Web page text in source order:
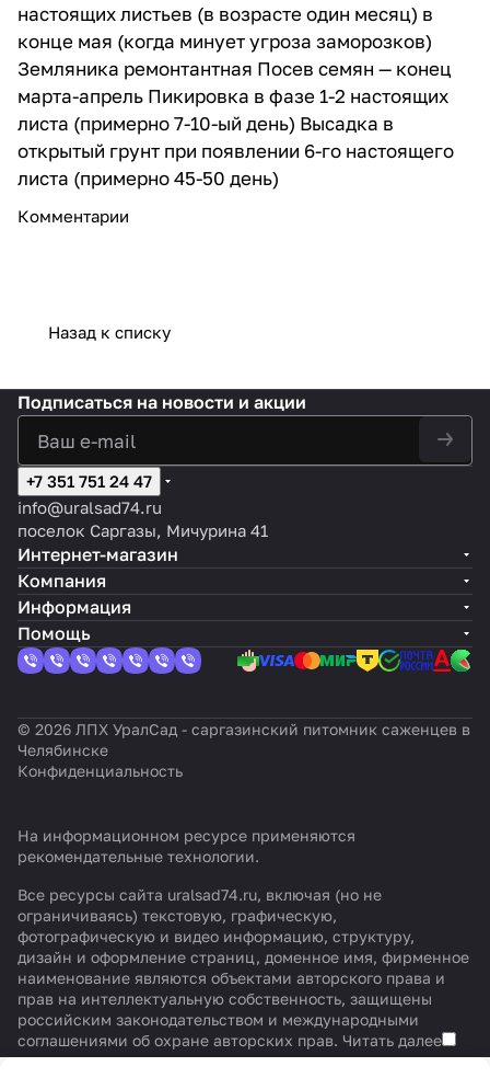
настоящих листьев (в возрасте один месяц) в
конце мая (когда минует угроза заморозков)
Земляника ремонтантная Посев семян — конец
марта-апрель Пикировка в фазе 1-2 настоящих
листа (примерно 7-10-ый день) Высадка в
открытый грунт при появлении 6-го настоящего
листа (примерно 45-50 день)
Комментарии
Назад к списку
Подписаться на новости и акции
+7 351 751 24 47
info@uralsad74.ru
поселок Саргазы, Мичурина 41
Интернет-магазин
Компания
Информация
Помощь
© 2026 ЛПХ УралСад - саргазинский питомник саженцев в
Челябинске
Конфиденциальность
На информационном ресурсе применяются
рекомендательные технологии.
Все ресурсы сайта uralsad74.ru, включая (но не
ограничиваясь) текстовую, графическую,
фотографическую и видео информацию, структуру,
дизайн и оформление страниц, доменное имя, фирменное
наименование являются объектами авторского права и
прав на интеллектуальную собственность, защищены
российским законодательством и международными
соглашениями об охране авторских прав. Читать далее